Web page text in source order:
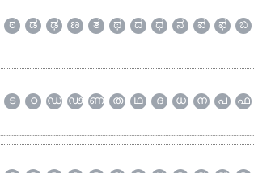
ಠ ಡ ಢ ಣ ತ ಥ ದ ಧ ನ ಪ ಫ ಬ
ട ഠ ഡ ഢ ണ ത ഥ ദ ധ ന പ ഫ